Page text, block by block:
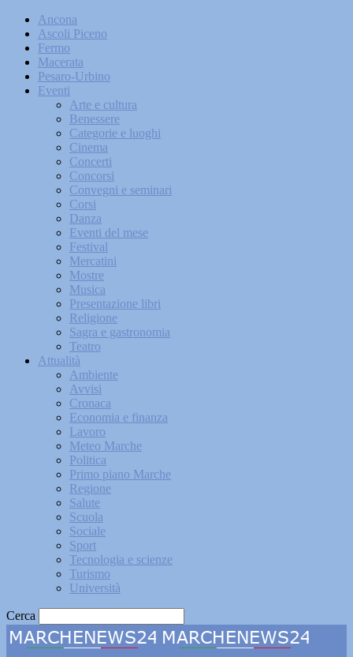
Ancona
Ascoli Piceno
Fermo
Macerata
Pesaro-Urbino
Eventi
Arte e cultura
Benessere
Categorie e luoghi
Cinema
Concerti
Concorsi
Convegni e seminari
Corsi
Danza
Eventi del mese
Festival
Mercatini
Mostre
Musica
Presentazione libri
Religione
Sagra e gastronomia
Teatro
Attualità
Ambiente
Avvisi
Cronaca
Economia e finanza
Lavoro
Meteo Marche
Politica
Primo piano Marche
Regione
Salute
Scuola
Sociale
Sport
Tecnologia e scienze
Turismo
Università
Cerca